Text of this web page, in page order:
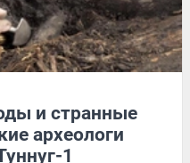
и странные
археологи
1